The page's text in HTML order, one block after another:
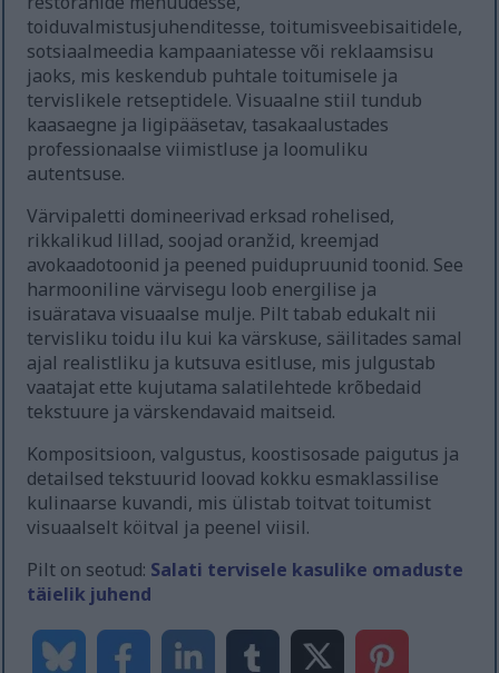
toiduvalmistusjuhenditesse, toitumisveebisaitidele,
sotsiaalmeedia kampaaniatesse või reklaamsisu
jaoks, mis keskendub puhtale toitumisele ja
tervislikele retseptidele. Visuaalne stiil tundub
kaasaegne ja ligipääsetav, tasakaalustades
professionaalse viimistluse ja loomuliku
autentsuse.
Värvipaletti domineerivad erksad rohelised,
rikkalikud lillad, soojad oranžid, kreemjad
avokaadotoonid ja peened puidupruunid toonid. See
harmooniline värvisegu loob energilise ja
isuäratava visuaalse mulje. Pilt tabab edukalt nii
tervisliku toidu ilu kui ka värskuse, säilitades samal
ajal realistliku ja kutsuva esitluse, mis julgustab
vaatajat ette kujutama salatilehtede krõbedaid
tekstuure ja värskendavaid maitseid.
Kompositsioon, valgustus, koostisosade paigutus ja
detailsed tekstuurid loovad kokku esmaklassilise
kulinaarse kuvandi, mis ülistab toitvat toitumist
visuaalselt köitval ja peenel viisil.
Pilt on seotud: Salati tervisele kasulike omaduste
täielik juhend